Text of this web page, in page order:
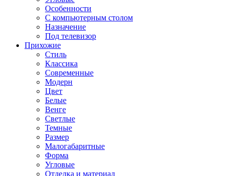
Особенности
С компьютерным столом
Назначение
Под телевизор
Прихожие
Стиль
Классика
Современные
Модерн
Цвет
Белые
Венге
Светлые
Темные
Размер
Малогабаритные
Форма
Угловые
Отделка и материал